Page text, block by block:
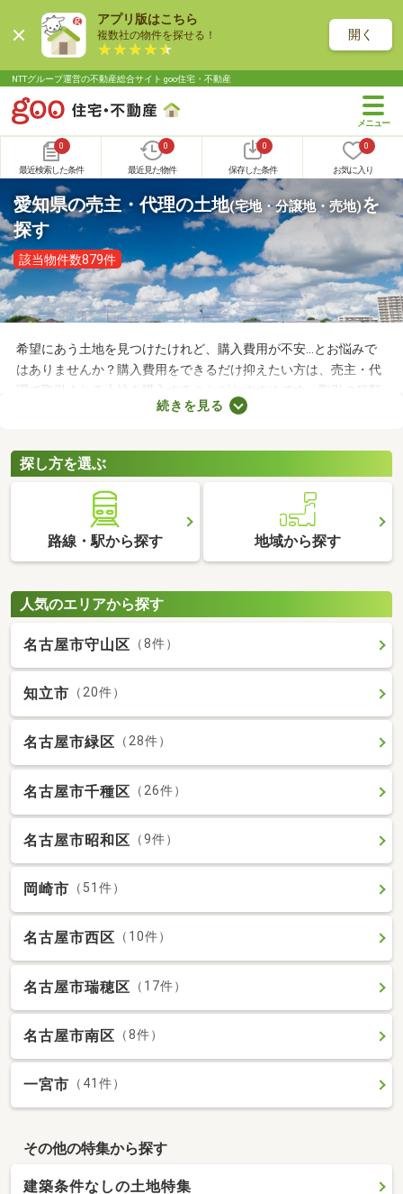
アプリ版はこちら
複数社の物件を探せる！ 開く
NTTグループ運営の不動産総合サイト goo住宅・不動産
0
最近検索した条件
0
最近見た物件
0
保存した条件
0
お気に入り
愛知県の売主・代理の土地(宅地・分譲地・売地)を
探す
該当物件数879件
希望にあう土地を見つけたけれど、購入費用が不安…とお悩みで
はありませんか？購入費用をできるだけ抑えたい方は、売主・代
理で取引される土地を購入することがおすすめです。取引の種類
が売主、または代理の場合、仲介手数料がかからない大きなメリ
される土地から理想の場所を探しましょう。
続きを見る
探し方を選ぶ
路線・駅から探す 地域から探す
人気のエリアから探す
名古屋市守山区 （8件）
知立市 （20件）
名古屋市緑区 （28件）
名古屋市千種区 （26件）
名古屋市昭和区 （9件）
岡崎市 （51件）
名古屋市西区 （10件）
名古屋市瑞穂区 （17件）
名古屋市南区 （8件）
一宮市 （41件）
その他の特集から探す
建築条件なしの土地特集